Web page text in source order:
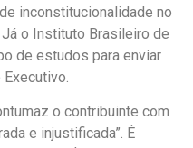
inconstitucionalidade no
Já o Instituto Brasileiro de
de estudos para enviar
o contribuinte com
e injustificada”. É